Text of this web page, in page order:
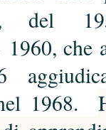
del
che
1968.